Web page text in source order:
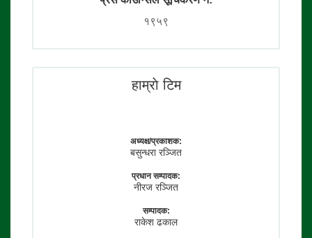
१९५९
हाम्राे टिम
अध्यक्ष/प्रकाशक:
बसुन्धरा रञ्जित
प्रधान सम्पादक:
नीरज रञ्जित
सम्पादक:
राकेश ढकाल